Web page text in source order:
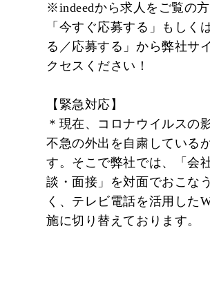
★社員が自信をもってお伝えした
いい企業」です！
社員は家族。だから福利厚生には
※indeedから求人をご覧の
「今すぐ応募する」もしく
る／応募する」から弊社サ
クセスください！
【緊急対応】
＊現在、コロナウイルスの
不急の外出を自粛している
す。そこで弊社では、「会
談・面接」を対面でおこな
く、テレビ電話を活用した
施に切り替えております。